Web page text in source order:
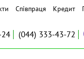
Співпраця Кредит
(044) 333-43-72